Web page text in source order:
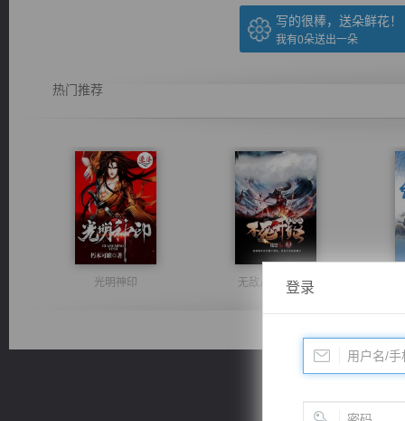
写的很棒，送朵鲜花！
我有0朵送出一朵
热门推荐
光明神印 无敌从不死开始
登录